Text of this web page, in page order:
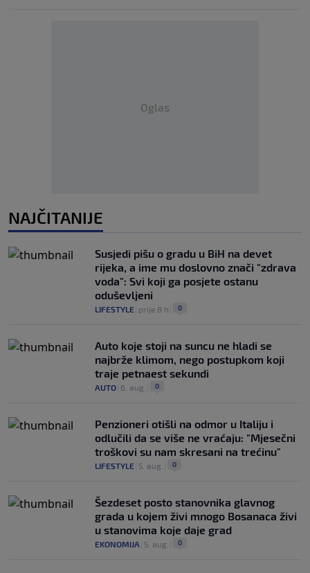
Oglas
NAJČITANIJE
Susjedi pišu o gradu u BiH na devet
rijeka, a ime mu doslovno znači "zdrava
voda": Svi koji ga posjete ostanu
oduševljeni
LIFESTYLE prije 8 h 0
Auto koje stoji na suncu ne hladi se
najbrže klimom, nego postupkom koji
traje petnaest sekundi
AUTO 6. aug. 0
Penzioneri otišli na odmor u Italiju i
odlučili da se više ne vraćaju: "Mjesečni
troškovi su nam skresani na trećinu"
LIFESTYLE 5. aug. 0
Šezdeset posto stanovnika glavnog
grada u kojem živi mnogo Bosanaca živi
u stanovima koje daje grad
EKONOMIJA 5. aug. 0